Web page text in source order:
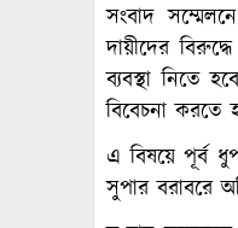
সংবাদ
দায়ীদের
ব্যবস্থা নিতে
বিবেচনা করতে
এ বিষয়ে পূর্ব
সুপার বরাবরে